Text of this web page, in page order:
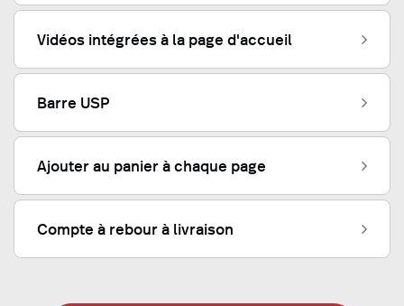
Vidéos intégrées à la page d'accueil
Barre USP
Ajouter au panier à chaque page
Compte à rebour à livraison